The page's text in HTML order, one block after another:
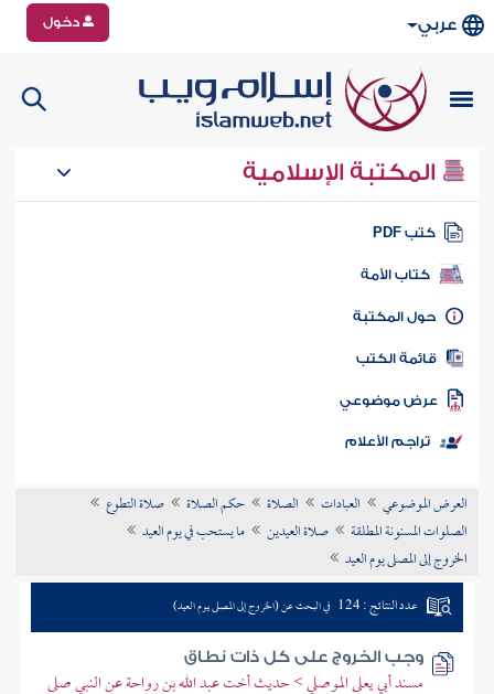
عربي دخول
المكتبة الإسلامية
كتب PDF
كتاب الأمة
المكتبة
الكتب
موضوعي
تراجم الأعلام
العرض الموضوعي العبادات الصلاة حكم الصلاة
صلاة التطوع
الصلوات المسنونة المطلقة
صلاة العيدين
ما يستحب في يوم العيد
الخروج إلى المصلى يوم العيد
عدد النتائج : 124 في البحث عن (الخروج إلى المصلى يوم العيد)
وجب الخروج على كل ذات نطاق
مسند أبي يعلى الموصلي > حديث أخت عبد الله بن رواحة عن النبي صلى